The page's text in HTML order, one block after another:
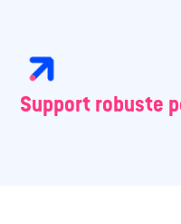
Support robuste